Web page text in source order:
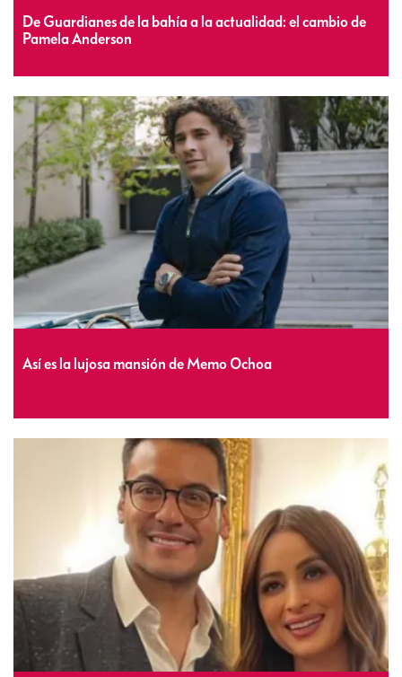
De Guardianes de la bahía a la actualidad: el cambio de
Pamela Anderson
Así es la lujosa mansión de Memo Ochoa